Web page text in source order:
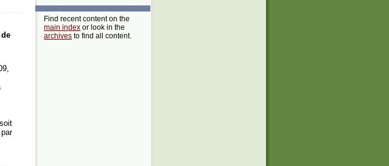
Find recent content on the
main index or look in the
archives to find all content.